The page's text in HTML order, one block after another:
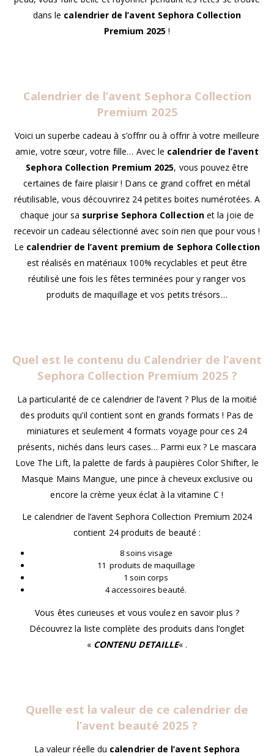
dans le calendrier de l’avent Sephora Collection
Premium 2025 !
Calendrier de l’avent Sephora Collection
Premium 2025
Voici un superbe cadeau à s’offrir ou à offrir à votre meilleure
amie, votre sœur, votre fille… Avec le calendrier de l’avent
Sephora Collection Premium 2025, vous pouvez être
certaines de faire plaisir ! Dans ce grand coffret en métal
réutilisable, vous découvrirez 24 petites boites numérotées. A
chaque jour sa surprise Sephora Collectionet la joie de
recevoir un cadeau sélectionné avec soin rien que pour vous !
Le calendrier de l’avent premium de Sephora Collection
est réalisés en matériaux 100% recyclables et peut être
réutilisé une fois les fêtes terminées pour y ranger vos
produits de maquillage et vos petits trésors…
Quel est le contenu du Calendrier de l’avent
Sephora Collection Premium 2025 ?
La particularité de ce calendrier de l’avent ? Plus de la moitié
des produits qu’il contient sont en grands formats ! Pas de
miniatures et seulement 4 formats voyage pour ces 24
présents, nichés dans leurs cases… Parmi eux ? Le mascara
Love The Lift, la palette de fards à paupières Color Shifter, le
Masque Mains Mangue, une pince à cheveux exclusive ou
encore la crème yeux éclat à la vitamine C !
Le calendrier de l’avent Sephora Collection Premium 2024
contient 24 produits de beauté :
8 soins visage
11 produits de maquillage
1 soin corps
4 accessoires beauté.
Vous êtes curieuses et vous voulez en savoir plus ?
Découvrez la liste complète des produits dans l’onglet
« CONTENU DETAILLE« .
Quelle est la valeur de ce calendrier de
l’avent beauté 2025 ?
La valeur réelle du calendrier de l’avent Sephora